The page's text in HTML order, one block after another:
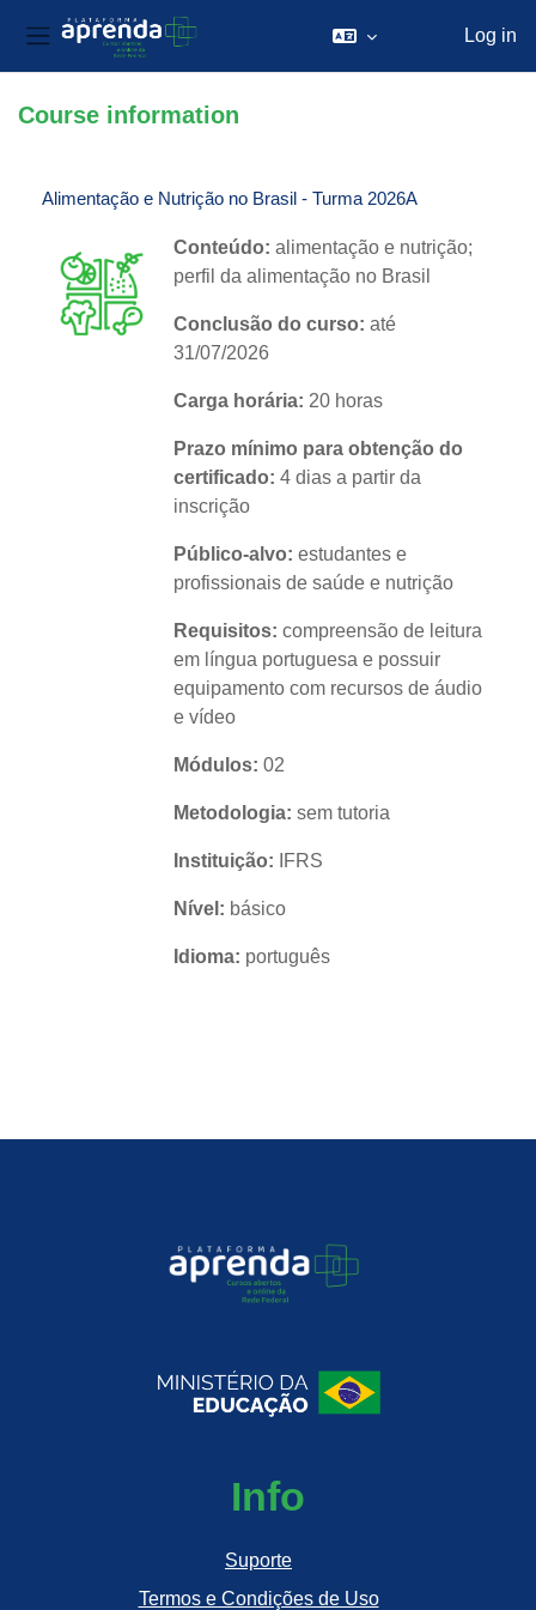
Side panel
Log in
Course information
Alimentação e Nutrição no Brasil - Turma 2026A
Conteúdo: a limentação e nutrição;
perfil da alimentação no Brasil
Conclusão do curso: até
31/07/2026
Carga horária: 20 horas
Prazo mínimo para obtenção do
certificado: 4 dias a partir da
inscrição
Público-alvo: estudantes e
profissionais de saúde e nutrição
Requisitos: compreensão de leitura
em língua portuguesa e possuir
equipamento com recursos de áudio
e vídeo
Módulos: 02
Metodologia: sem tutoria
Instituição: IFRS
Nível: básico
Idioma: português
Info
Suporte
Termos e Condições de Uso